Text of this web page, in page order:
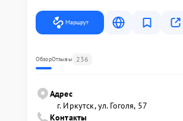
Маршрут
ОбзорОтзывы 236
Адрес
г. Иркутск, ул. ​Гоголя, 57
Контакты